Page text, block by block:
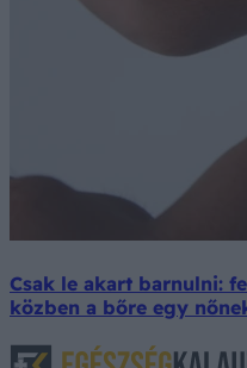
Csak le akart barnulni:
közben a bőre egy